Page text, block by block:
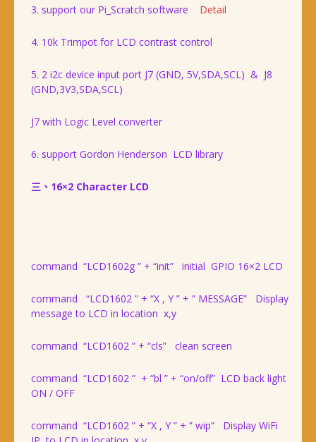
3. support our Pi_Scratch software Detail
4. 10k Trimpot for LCD contrast control
5. 2 i2c device input port J7 (GND, 5V,SDA,SCL) & J8
(GND,3V3,SDA,SCL)
J7 with Logic Level converter
6. support Gordon Henderson LCD library
三、16×2 Character LCD
command “LCD1602g ” + “init” initial GPIO 16×2 LCD
command “LCD1602 ” + “X , Y ” + ” MESSAGE” Display
message to LCD in location x,y
command “LCD1602 ” + “cls” clean screen
command “LCD1602 ” + “bl ” + “on/off” LCD back light
ON / OFF
command “LCD1602 ” + “X , Y ” + ” wip” Display WiFi